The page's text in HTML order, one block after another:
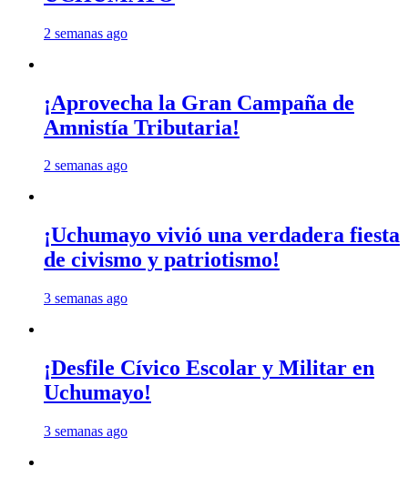
2 semanas ago
¡Aprovecha la Gran Campaña de
Amnistía Tributaria!
2 semanas ago
¡Uchumayo vivió una verdadera fiesta
de civismo y patriotismo!
3 semanas ago
¡Desfile Cívico Escolar y Militar en
Uchumayo!
3 semanas ago